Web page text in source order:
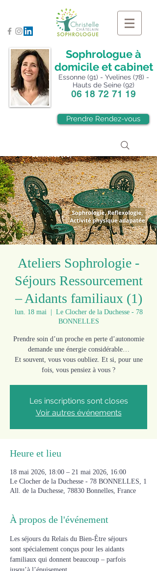
Sophrologue à
domicile et cabinet
Essonne (91) - Yvelines (78) -
Hauts de Seine (92)
06 18 72 71 19
Prendre Rendez-vous
Ateliers Sophrologie -
Séjours Ressourcement
– Aidants familiaux (1)
lun. 18 mai
  |
Le Clocher de la Duchesse - 78
BONNELLES
Prendre soin d’un proche en perte d’autonomie
demande une énergie considérable…
Et souvent, vous vous oubliez. Et si, pour une
fois, vous pensiez à vous ?
Les inscriptions sont closes
Voir autres événements
Heure et lieu
18 mai 2026, 18:00 – 21 mai 2026, 16:00
Le Clocher de la Duchesse - 78 BONNELLES, 1
All. de la Duchesse, 78830 Bonnelles, France
À propos de l'événement
L​es séjours du Relais du Bien-Être séjours
sont spécialement conçus pour les aidants
familiaux qui donnent beaucoup – parfois